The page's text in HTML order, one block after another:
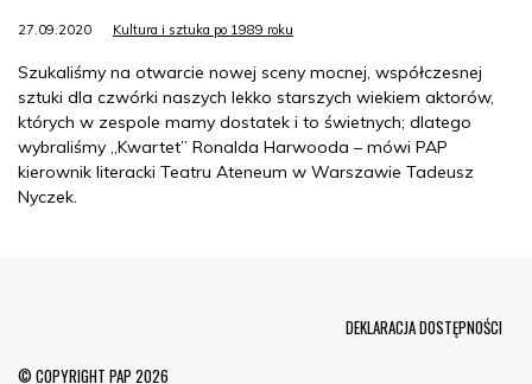
27.09.2020 Kultura i sztuka po 1989 roku
Szukaliśmy na otwarcie nowej sceny mocnej, współczesnej
sztuki dla czwórki naszych lekko starszych wiekiem aktorów,
których w zespole mamy dostatek i to świetnych; dlatego
wybraliśmy „Kwartet” Ronalda Harwooda – mówi PAP
kierownik literacki Teatru Ateneum w Warszawie Tadeusz
Nyczek.
© COPYRIGHT PAP 2026
DEKLARACJA DOSTĘPNOŚCI